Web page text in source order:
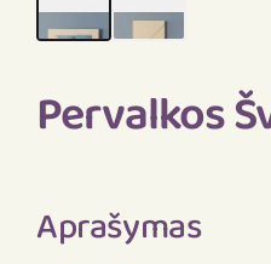
Pervalkos
Aprašymas